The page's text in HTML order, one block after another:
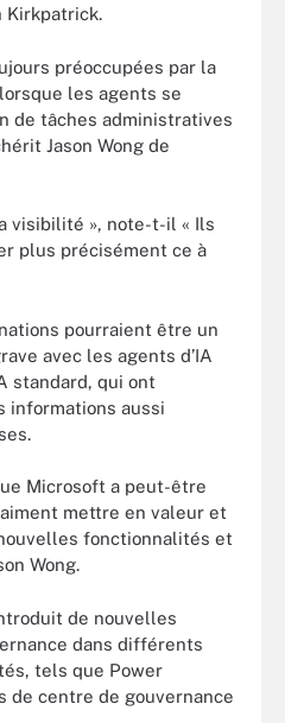
Kirkpatrick.
préoccupées par la
les agents se
de tâches administratives
Jason Wong de
visibilité », note-t-il « Ils
plus précisément ce à
pourraient être un
avec les agents d’IA
standard, qui ont
informations aussi
Microsoft a peut-être
mettre en valeur et
fonctionnalités et
Wong.
de nouvelles
dans différents
tels que Power
de centre de gouvernance